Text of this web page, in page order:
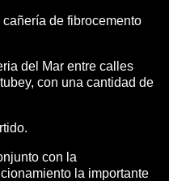
de fibrocemento
del Mar entre calles
con una cantidad de
con la
la importante